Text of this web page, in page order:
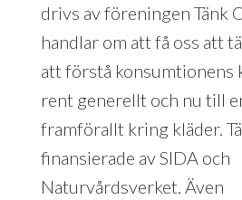
drivs av föreningen Tänk
handlar om att få oss att
att förstå konsumtionens
rent generellt och nu till
framförallt kring kläder.
finansierade av SIDA och
Naturvårdsverket. Även